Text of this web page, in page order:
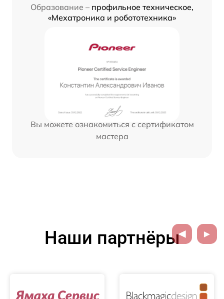
Образование – профильное техническое,
«Мехатроника и робототехника»
Вы можете ознакомиться с сертификатом
мастера
Наши партнёры